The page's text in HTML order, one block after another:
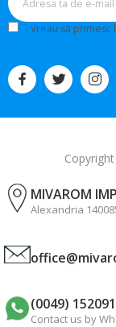
Vreau să
MIVAROM
Alexandria
(0049)
Contact us by